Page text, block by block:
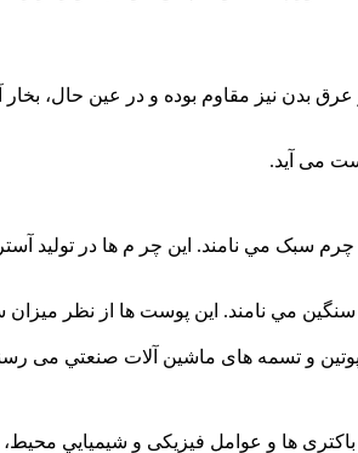
بدن نيز مقاوم بوده و در عين حال،
می آيد.
سبک مي نامند. اين چر م ها در توليد
مي نامند. اين پوست ها از نظر
و تسمه های ماشين آلات صنعتي می
باكتری ها و عوامل فيزيكی و شيميايي